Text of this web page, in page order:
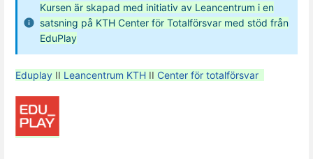
Kursen är skapad med initiativ av Leancentrum i en
satsning på KTH Center för Totalförsvar med stöd från
EduPlay
Eduplay II Leancentrum KTH II Center för totalförsvar